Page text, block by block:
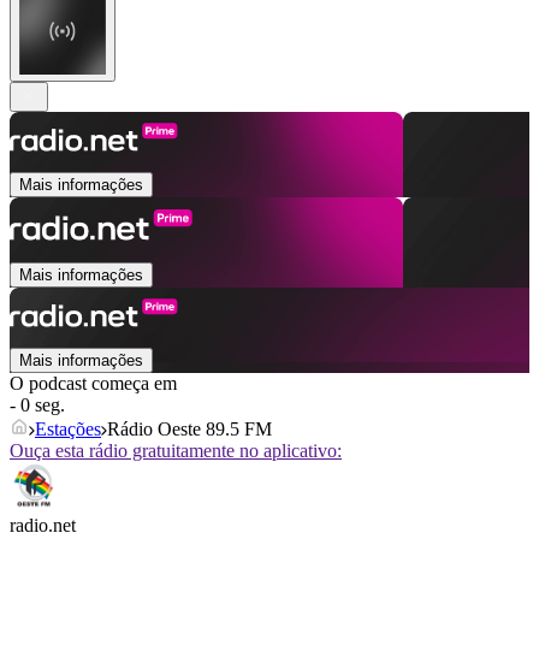
Mais informações
Mais informações
Mais informações
O podcast começa em
- 0 seg.
Estações Rádio Oeste 89.5 FM
Ouça esta rádio gratuitamente no aplicativo:
radio.net